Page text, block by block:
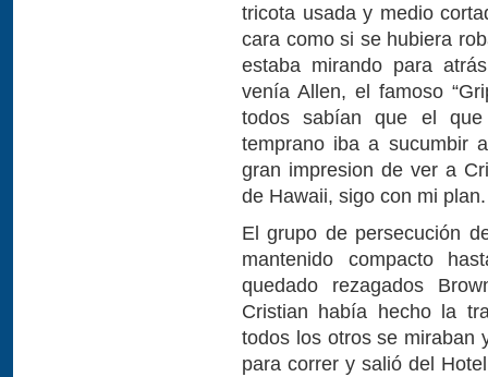
tricota usada y medio
cara como si se hubiera
estaba mirando para
venía Allen, el famoso
todos sabían que el
temprano iba a sucumbir
gran impresion de ver a
de Hawaii, sigo con mi plan.
El grupo de persecución
mantenido compacto
quedado rezagados
Cristian había hecho la
todos los otros se miraban
para correr y salió del